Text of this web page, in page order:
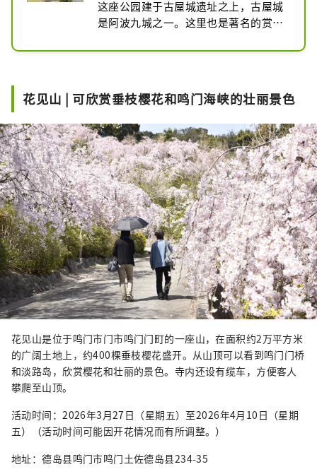
这座公园建于古屋城遗址之上，古屋城
是阿波九城之一。这里也是著名的赏樱
绝。此外，这里还能俯瞰鸣门门市全
复制品于 2016 年 3 月进行了翻新，并
灾中心和社区设施。
*已接到发现猴子的报告。请勿随意靠
近猴子。
请勿喂食动物，并务必将垃圾带回家。
花见山 | 可欣赏垂枝樱花和鸣门海峡的壮丽景色
花见山是位于鸣门市门市鸣门门町的一座山，在面积约2万平方米
的广阔土地上，约400棵垂枝樱花盛开。从山顶可以看到鸣门门桥
和淡路岛，欣赏樱花和壮丽的景色。寺内还设有缆车，方便客人
攀爬至山顶。
活动时间：2026年3月27日（星期五）至2026年4月10日（星期
五）（活动时间可能因开花情况而有所调整。）
地址：德岛县鸣门市鸣门土佐德岛县234-35